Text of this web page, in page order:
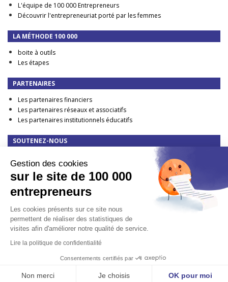
L'équipe de 100 000 Entrepreneurs
Découvrir l'entrepreneuriat porté par les femmes
LA MÉTHODE 100 000
boite à outils
Les étapes
PARTENAIRES
Les partenaires financiers
Les partenaires réseaux et associatifs
Les partenaires institutionnels éducatifs
SOUTENEZ-NOUS
DEVENIR PARTENAIRE FINANCIER
TAXE D'APPRENTISSAGE : elle change en 2023 !
CONTACT
Presse
-POLITIQUE DE CONFIDENTIALITÉ / © 100 000 ENTREPRENEURS
SPYRIT SYSTÈME D’INFORMATION DARE PIXEL
Gestion des cookies
sur le site de 100 000
entrepreneurs
Les cookies présents sur ce site nous
permettent de réaliser des statistiques de
visites afin d'améliorer notre qualité de service.
Lire la politique de confidentialité
Consentements certifiés par
Non merci Je choisis OK pour moi